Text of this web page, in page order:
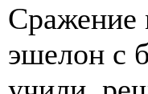
Сражение
эшелон с